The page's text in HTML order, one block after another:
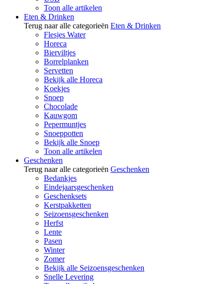
Toon alle artikelen
Eten & Drinken
Terug naar alle categorieën Eten & Drinken
Flesjes Water
Horeca
Bierviltjes
Borrelplanken
Servetten
Bekijk alle Horeca
Koekjes
Snoep
Chocolade
Kauwgom
Pepermuntjes
Snoeppotten
Bekijk alle Snoep
Toon alle artikelen
Geschenken
Terug naar alle categorieën Geschenken
Bedankjes
Eindejaarsgeschenken
Geschenksets
Kerstpakketten
Seizoensgeschenken
Herfst
Lente
Pasen
Winter
Zomer
Bekijk alle Seizoensgeschenken
Snelle Levering